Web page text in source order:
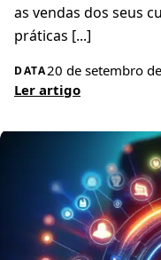
as vendas dos seus
práticas [...]
DATA20 de setembro
Ler artigo